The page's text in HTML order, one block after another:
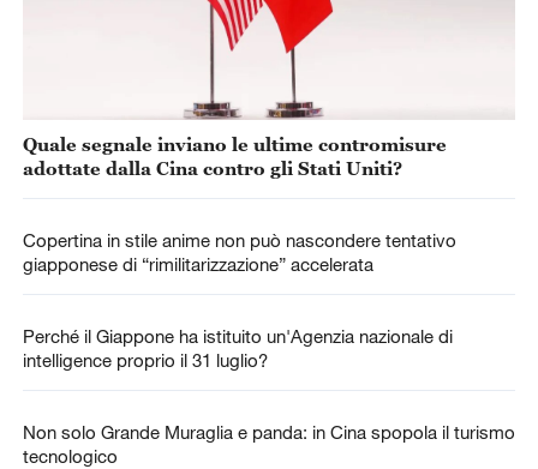
Quale segnale inviano le ultime contromisure
adottate dalla Cina contro gli Stati Uniti?
Copertina in stile anime non può nascondere tentativo
giapponese di “rimilitarizzazione” accelerata
Perché il Giappone ha istituito un'Agenzia nazionale di
intelligence proprio il 31 luglio?
Non solo Grande Muraglia e panda: in Cina spopola il turismo
tecnologico